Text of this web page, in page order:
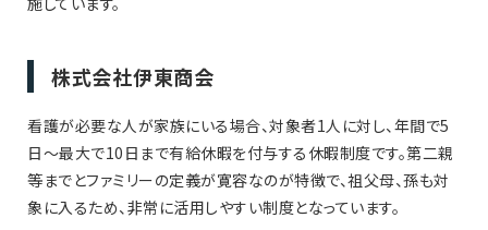
株式会社伊東商会
看護が必要な人が家族にいる場合、対象者1人に対し、年間で5
日〜最大で10日まで有給休暇を付与する休暇制度です。第二親
等までとファミリーの定義が寛容なのが特徴で、祖父母、孫も対
象に入るため、非常に活用しやすい制度となっています。